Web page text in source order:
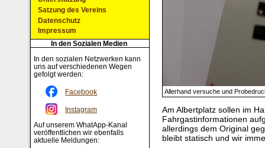
Allerhand versuche und
Am Albertplatz sollen im
Fahrgastinformationen
allerdings dem Original
bleibt statisch und wir
Satzung des Vereins
Datenschutz
Impressum
In den Sozialen Medien
In den sozialen Netzwerken kann
uns auf verschiedenen Wegen
gefolgt werden:
Facebook
Instagram
Auf unserem WhatApp-Kanal
veröffentlichen wir ebenfalls
aktuelle Meldungen: